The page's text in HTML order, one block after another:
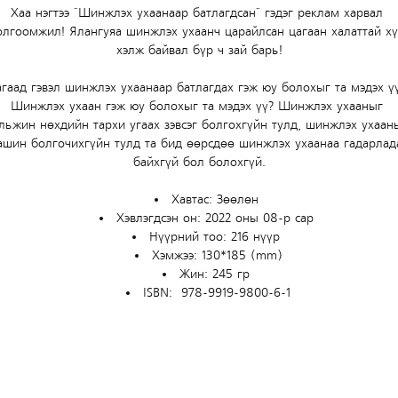
Хаа нэгтээ "Шинжлэх ухаанаар батлагдсан" гэдэг реклам харвал
Ялангуяа шинжлэх ухаанч царайлсан цагаан халаттай
хэлж байвал бүр ч зай барь!
гэвэл шинжлэх ухаанаар батлагдах гэж юу болохыг та мэдэх
Шинжлэх ухаан гэж юу болохыг та мэдэх үү? Шинжлэх ухааныг
нөхдийн тархи угаах зэвсэг болгохгүйн тулд, шинжлэх
болгочихгүйн тулд та бид өөрсдөө шинжлэх ухаанаа
байхгүй бол болохгүй.
Хавтас: Зөөлөн
Хэвлэгдсэн он: 2022 оны 08-р сар
Нүүрний тоо: 216 нүүр
Хэмжээ: 130*185 (mm)
Жин: 245 гр
ISBN:  978-9919-9800-6-1